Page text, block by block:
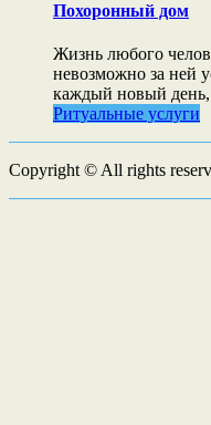
Похоронный дом
Жизнь любого
невозможно за ней
каждый новый
Ритуальные услуги
Copyright © All rights